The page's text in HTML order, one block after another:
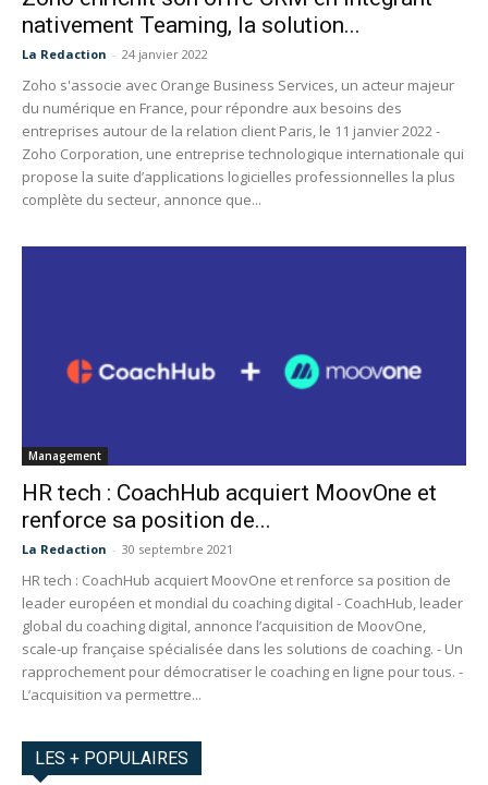
nativement Teaming, la solution...
La Redaction - 24 janvier 2022
Zoho s'associe avec Orange Business Services, un acteur majeur
du numérique en France, pour répondre aux besoins des
entreprises autour de la relation client Paris, le 11 janvier 2022 -
Zoho Corporation, une entreprise technologique internationale qui
propose la suite d’applications logicielles professionnelles la plus
complète du secteur, annonce que...
Management
HR tech : CoachHub acquiert MoovOne et
renforce sa position de...
La Redaction - 30 septembre 2021
HR tech : CoachHub acquiert MoovOne et renforce sa position de
leader européen et mondial du coaching digital - CoachHub, leader
global du coaching digital, annonce l’acquisition de MoovOne,
scale-up française spécialisée dans les solutions de coaching. - Un
rapprochement pour démocratiser le coaching en ligne pour tous. -
L’acquisition va permettre...
LES + POPULAIRES